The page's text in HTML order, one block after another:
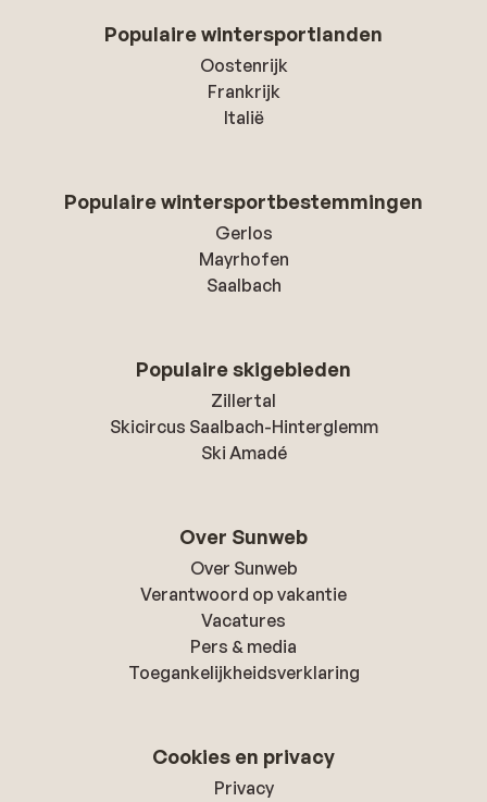
Populaire wintersportlanden
Oostenrijk
Frankrijk
Italië
Populaire wintersportbestemmingen
Gerlos
Mayrhofen
Saalbach
Populaire skigebieden
Zillertal
Skicircus Saalbach-Hinterglemm
Ski Amadé
Over Sunweb
Over Sunweb
Verantwoord op vakantie
Vacatures
Pers & media
Toegankelijkheidsverklaring
Cookies en privacy
Privacy